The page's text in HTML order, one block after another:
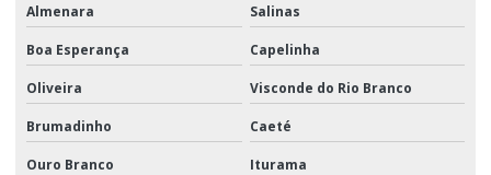
Almenara Salinas
Boa Esperança Capelinha
Oliveira Visconde do Rio Branco
Brumadinho Caeté
Ouro Branco Iturama